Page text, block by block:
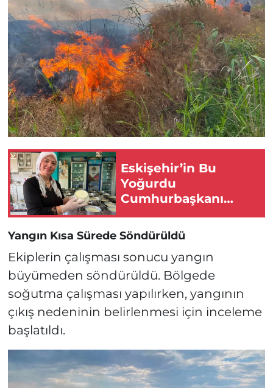
Eskişehir’in Bu
Yoğurdu
Cumhurbaşkanı
Liderlerinin
Menüsüne Girdi!
Yangın Kısa Sürede Söndürüldü
Ekiplerin çalışması sonucu yangın
büyümeden söndürüldü. Bölgede
soğutma çalışması yapılırken, yangının
çıkış nedeninin belirlenmesi için inceleme
başlatıldı.